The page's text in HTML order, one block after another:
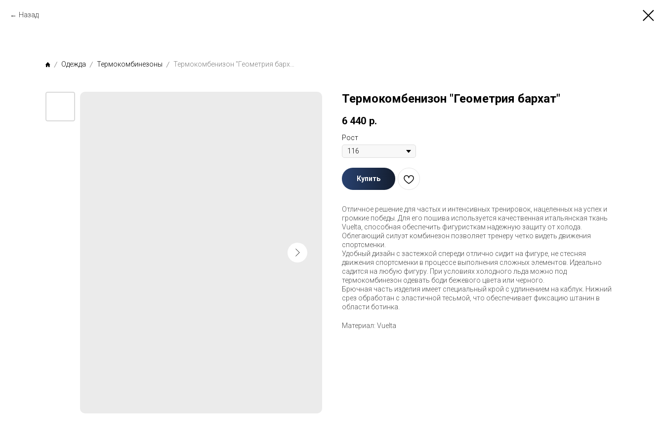
Назад
Одежда Термокомбинезоны
Термокомбенизон "Геометрия бархат"
6 440 р.
Рост
Купить
Отличное решение для частых и интенсивных тренировок, нацеленных на успех и
громкие победы. Для его пошива используется качественная итальянская ткань
Vuelta, способная обеспечить фигуристкам надежную защиту от холода.
Облегающий силуэт комбинезон позволяет тренеру четко видеть движения
спортсменки.
Удобный дизайн с застежкой спереди отлично сидит на фигуре, не стесняя
движения спортсменки в процессе выполнения сложных элементов. Идеально
садится на любую фигуру. При условиях холодного льда можно под
термокомбинезон одевать боди бежевого цвета или черного.
Брючная часть изделия имеет специальный крой с удлинением на каблук. Нижний
срез обработан с эластичной тесьмой, что обеспечивает фиксацию штанин в
области ботинка.
Материал: Vuelta